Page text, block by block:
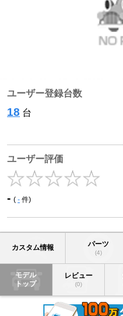
ユーザー登録台数
18 台
ユーザー評価
- ( - 件)
カスタム情報 パーツ
(4)
モデル
トップ
レビュー
(0)